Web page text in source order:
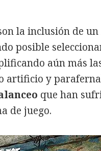
la inclusión de
posible
aún más
artificio y
que han
de juego.